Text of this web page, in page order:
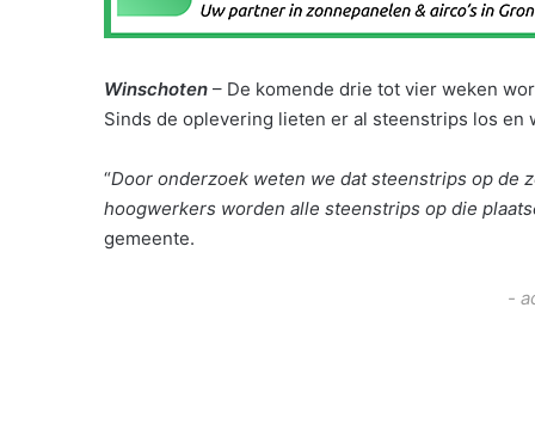
Winschoten – De komende drie tot vier weken
Sinds de oplevering lieten er al steenstrips los en
“Door onderzoek weten we dat steenstrips op de
hoogwerkers worden alle steenstrips op die
gemeente.
-